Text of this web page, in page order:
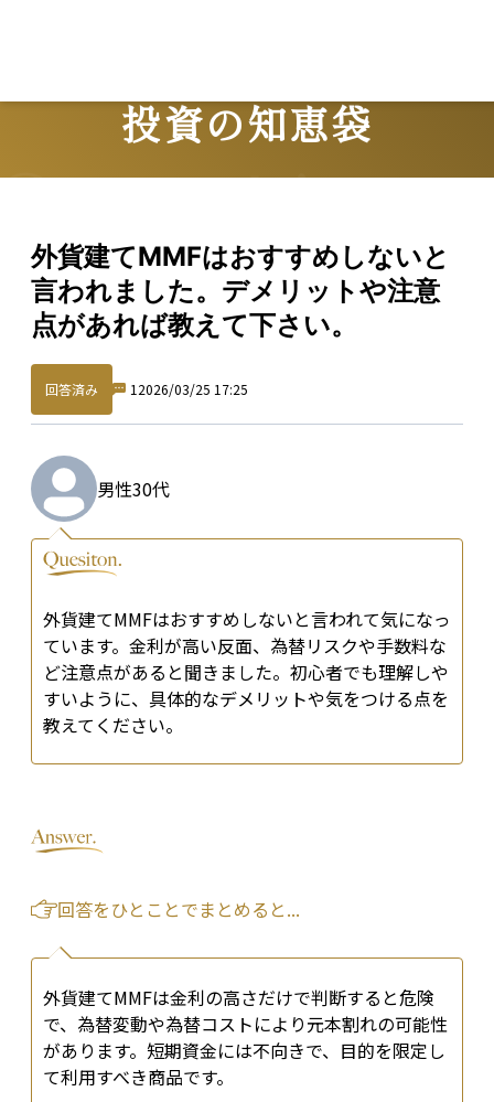
投資の知恵袋
外貨建てMMFはおすすめしないと
言われました。デメリットや注意
点があれば教えて下さい。
回答済み 1 2026/03/25 17:25
男性30代
外貨建てMMFはおすすめしないと言われて気になっ
ています。金利が高い反面、為替リスクや手数料な
ど注意点があると聞きました。初心者でも理解しや
すいように、具体的なデメリットや気をつける点を
教えてください。
回答をひとことでまとめると...
外貨建てMMFは金利の高さだけで判断すると危険
で、為替変動や為替コストにより元本割れの可能性
があります。短期資金には不向きで、目的を限定し
て利用すべき商品です。